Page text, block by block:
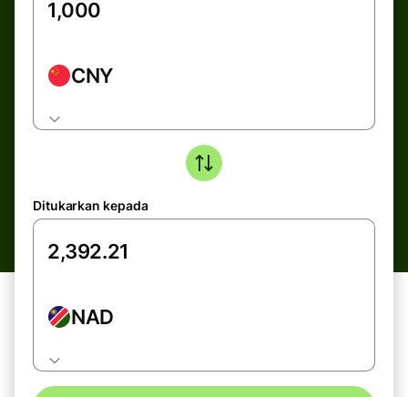
CNY
Ditukarkan kepada
NAD